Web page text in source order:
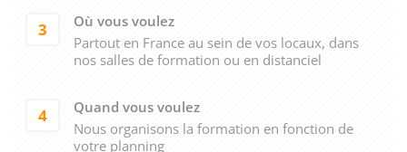
3
Où vous voulez
Partout en France au sein de vos locaux, dans
nos salles de formation ou en distanciel
4
Quand vous voulez
Nous organisons la formation en fonction de
votre planning